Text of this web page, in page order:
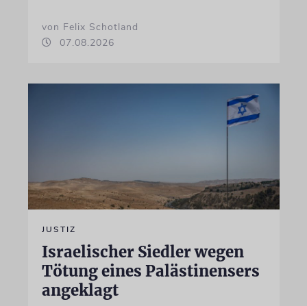
von Felix Schotland
07.08.2026
JUSTIZ
Israelischer Siedler wegen
Tötung eines Palästinensers
angeklagt